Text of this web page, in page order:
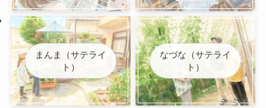
まんま（サテライ
ト）
なづな（サテライ
ト）